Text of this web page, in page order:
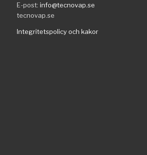
E-post: info@tecnovap.se
tecnovap.se
Integritetspolicy och kakor